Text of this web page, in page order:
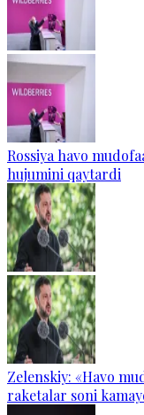
Rossiya havo
hujumini qaytardi
Zelenskiy: «Havo
raketalar soni